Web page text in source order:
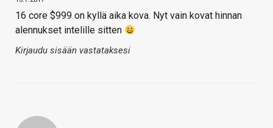
16 core $999 on kyllä aika kova. Nyt vain kovat hinnan
alennukset intelille sitten
Kirjaudu sisään vastataksesi